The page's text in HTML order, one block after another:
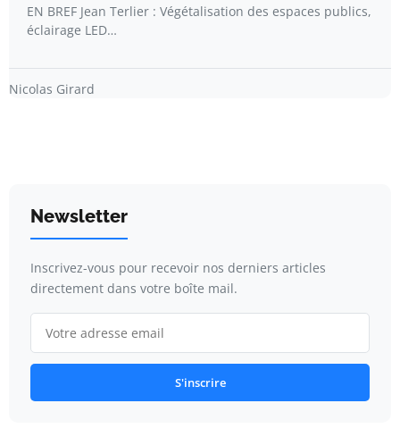
EN BREF Jean Terlier : Végétalisation des espaces publics,
éclairage LED…
Nicolas Girard
Newsletter
Inscrivez-vous pour recevoir nos derniers articles
directement dans votre boîte mail.
S'inscrire